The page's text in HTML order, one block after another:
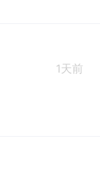
1天前